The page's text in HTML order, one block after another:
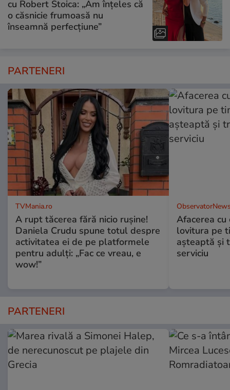
cu Robert Stoica: „Am înțeles că
o căsnicie frumoasă nu
înseamnă perfecțiune”
PARTENERI
TVMania.ro
A rupt tăcerea fără nicio rușine!
Daniela Crudu spune totul despre
activitatea ei de pe platformele
pentru adulți: „Fac ce vreau, e
wow!”
Afacerea
lovitura pe
aşteaptă şi
serviciu
PARTENERI